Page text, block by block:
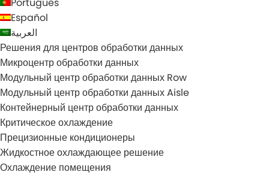
Español
العربية
Решения для центров обработки данных
Микроцентр обработки данных
Модульный центр обработки данных Row
Модульный центр обработки данных Aisle
Контейнерный центр обработки данных
Критическое охлаждение
Прецизионные кондиционеры
Жидкостное охлаждающее решение
Охлаждение помещения